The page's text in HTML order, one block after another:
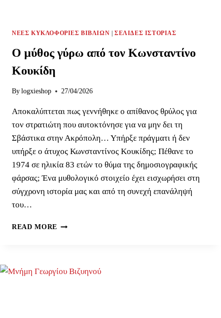
ΝΈΕΣ ΚΥΚΛΟΦΟΡΊΕΣ ΒΙΒΛΊΩΝ |ΣΕΛΊΔΕΣ ΙΣΤΟΡΊΑΣ
Ο μύθος γύρω από τον Κωνσταντίνο
Κουκίδη
By logxieshop 27/04/2026
Αποκαλύπτεται πως γεννήθηκε ο απίθανος θρύλος για
τον στρατιώτη που αυτοκτόνησε για να μην δει τη
Σβάστικα στην Ακρόπολη… Υπήρξε πράγματι ή δεν
υπήρξε ο άτυχος Κωνσταντίνος Κουκίδης; Πέθανε το
1974 σε ηλικία 83 ετών το θύμα της δημοσιογραφικής
φάρσας; Ένα μυθολογικό στοιχείο έχει εισχωρήσει στη
σύγχρονη ιστορία μας και από τη συνεχή επανάληψή
του…
READ MORE Ο
ΚΩΝΣΤΑΝΤΊΝΟ